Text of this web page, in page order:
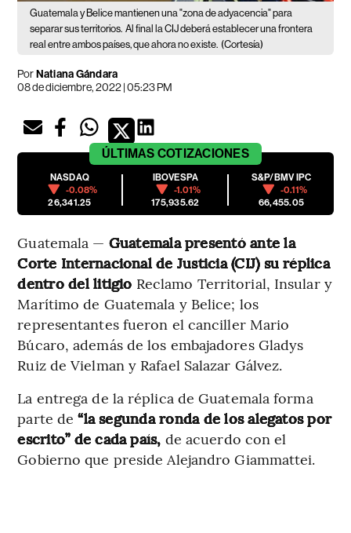
Guatemala y Belice mantienen una "zona de adyacencia" para
separar sus territorios. Al final la CIJ deberá establecer una frontera
real entre ambos países, que ahora no existe. (Cortesía)
PorNatiana Gándara
08 de diciembre, 2022 | 05:23 PM
ÚLTIMAS COTIZACIONES
NASDAQ
-0.08%
26,341.25
IBOVESPA
-1.01%
175,935.62
S&P/BMV IPC
-0.11%
66,455.05
Guatemala — Guatemala presentó ante la
Corte Internacional de Justicia (CIJ) su réplica
dentro del litigio Reclamo Territorial, Insular y
Marítimo de Guatemala y Belice; los
representantes fueron el canciller Mario
Búcaro, además de los embajadores Gladys
Ruiz de Vielman y Rafael Salazar Gálvez.
La entrega de la réplica de Guatemala forma
parte de“la segunda ronda de los alegatos por
escrito” de cada país, de acuerdo con el
Gobierno que preside Alejandro Giammattei.